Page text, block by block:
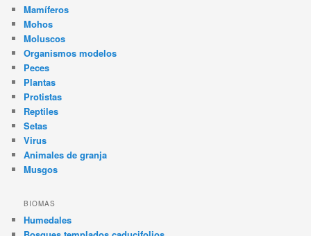
Mamíferos
Mohos
Moluscos
Organismos modelos
Peces
Plantas
Protistas
Reptiles
Setas
Virus
Animales de granja
Musgos
BIOMAS
Humedales